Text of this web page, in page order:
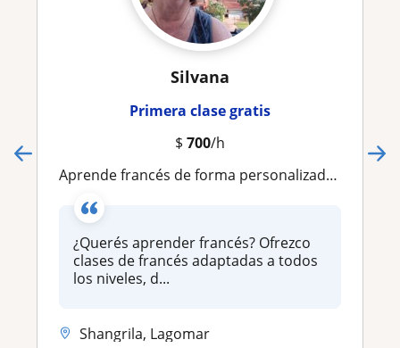
Silvana
Primera clase gratis
$ 700/h
Aprende francés de forma personalizada. Todos los niveles
¿Querés aprender francés? Ofrezco
clases de francés adaptadas a todos
los niveles, d...
Shangrila, Lagomar